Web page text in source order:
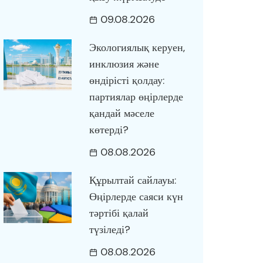
09.08.2026
Экологиялық керуен,
инклюзия және
өндірісті қолдау:
партиялар өңірлерде
қандай мәселе
көтерді?
08.08.2026
Құрылтай сайлауы:
Өңірлерде саяси күн
тәртібі қалай
түзіледі?
08.08.2026